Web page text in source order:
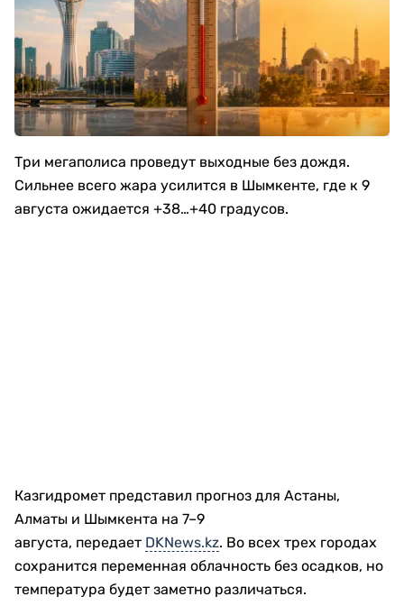
Три мегаполиса проведут выходные без дождя.
Сильнее всего жара усилится в Шымкенте, где к 9
августа ожидается +38…+40 градусов.
Казгидромет представил прогноз для Астаны,
Алматы и Шымкента на 7–9
августа, передает DKNews.kz. Во всех трех городах
сохранится переменная облачность без осадков, но
температура будет заметно различаться.